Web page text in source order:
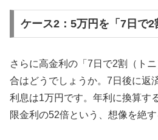
ケース2：5万円を「7日で
さらに高金利の「7日で2割（ト
合はどうでしょうか。7日後に返
利息は1万円です。年利に換算す
限金利の52倍という、想像を絶す